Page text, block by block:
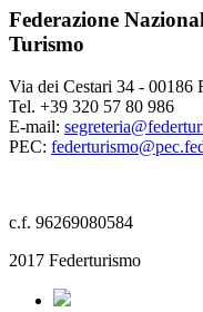
Federazione
Turismo
Via dei Cestari 34 - 00186
Tel. +39 320 57 80 986
E-mail:
PEC:
c.f. 96269080584
2017 Federturismo